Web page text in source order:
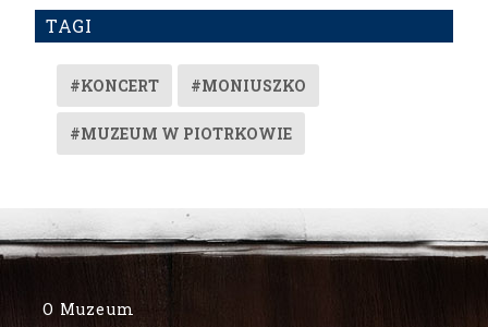
TAGI
#KONCERT #MONIUSZKO
#MUZEUM W PIOTRKOWIE
O Muzeum